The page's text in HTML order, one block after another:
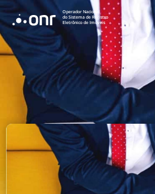
Operador Nacional
do Sistema de Registro
Eletrônico de Imóveis